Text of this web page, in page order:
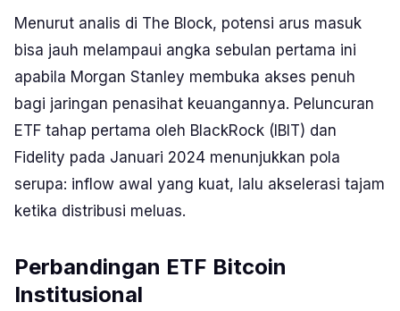
Menurut analis di The Block, potensi arus masuk
bisa jauh melampaui angka sebulan pertama ini
apabila Morgan Stanley membuka akses penuh
bagi jaringan penasihat keuangannya. Peluncuran
ETF tahap pertama oleh BlackRock (IBIT) dan
Fidelity pada Januari 2024 menunjukkan pola
serupa: inflow awal yang kuat, lalu akselerasi tajam
ketika distribusi meluas.
Perbandingan ETF Bitcoin
Institusional